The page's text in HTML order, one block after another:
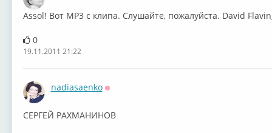
Assol! Вот MP3 с клипа. Слушайте, пожалуйста. David
0
19.11.2011 21:22
nadiasaenko
СЕРГЕЙ РАХМАНИНОВ